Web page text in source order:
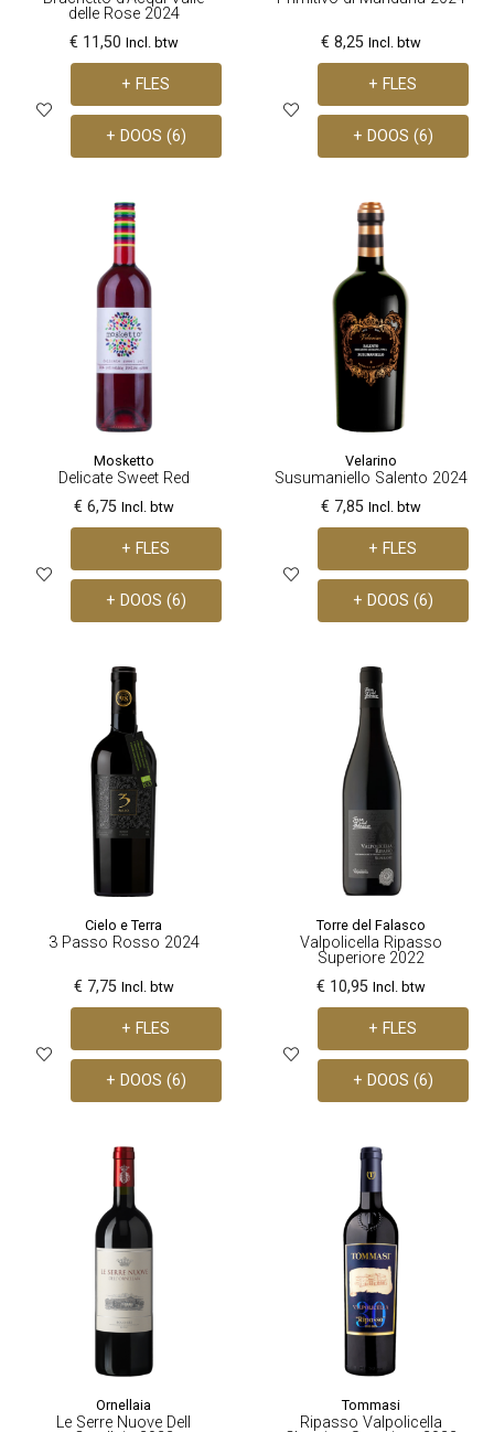
delle Rose 2024
€ 11,50 Incl. btw
+ FLES
+ DOOS (6)
€ 8,25 Incl. btw
+ FLES
+ DOOS (6)
Mosketto
Delicate Sweet Red
€ 6,75 Incl. btw
+ FLES
+ DOOS (6)
Velarino
Susumaniello Salento 2024
€ 7,85 Incl. btw
+ FLES
+ DOOS (6)
Cielo e Terra
3 Passo Rosso 2024
€ 7,75 Incl. btw
+ FLES
+ DOOS (6)
Torre del Falasco
Valpolicella Ripasso
Superiore 2022
€ 10,95 Incl. btw
+ FLES
+ DOOS (6)
Ornellaia
Le Serre Nuove Dell
Tommasi
Ripasso Valpolicella